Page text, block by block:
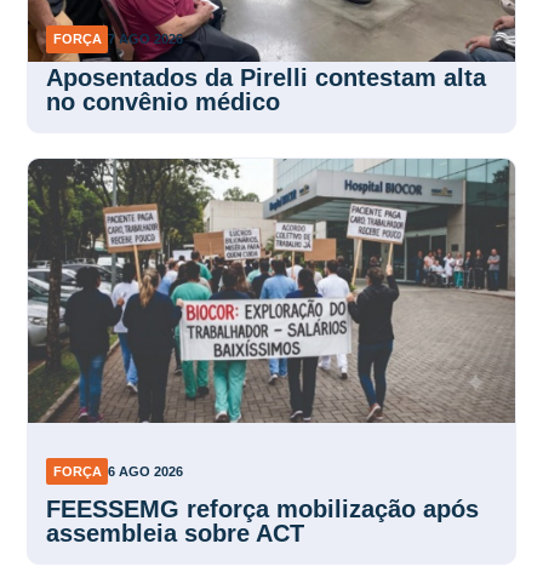
FORÇA 7 AGO 2026
Aposentados da Pirelli contestam alta
no convênio médico
FORÇA 6 AGO 2026
FEESSEMG reforça mobilização após
assembleia sobre ACT